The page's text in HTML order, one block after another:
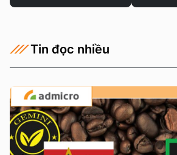
Tin đọc nhiều